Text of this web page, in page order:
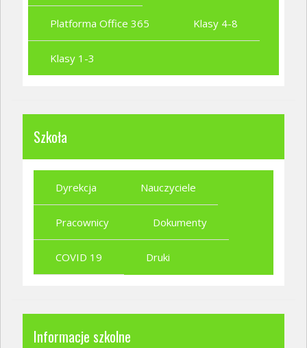
Platforma Office 365 Klasy 4-8
Klasy 1-3
Szkoła
Dyrekcja Nauczyciele
Pracownicy Dokumenty
COVID 19 Druki
Informacje szkolne